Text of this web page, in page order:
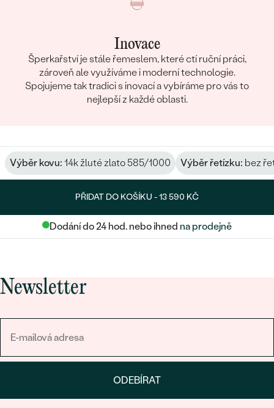
Inovace
Šperkařství je stále řemeslem, které ctí ruční práci,
zároveň ale využíváme i moderní technologie.
Spojujeme tak tradici s inovací a vybíráme pro vás to
nejlepší z každé oblasti.
Výběr kovu: 14k žluté zlato 585/1000 Výběr řetízku: bez
PŘIDAT DO KOŠÍKU -13 590 KČ
Dodání do 24 hod. nebo ihned na prodejně
Newsletter
ODEBÍRAT